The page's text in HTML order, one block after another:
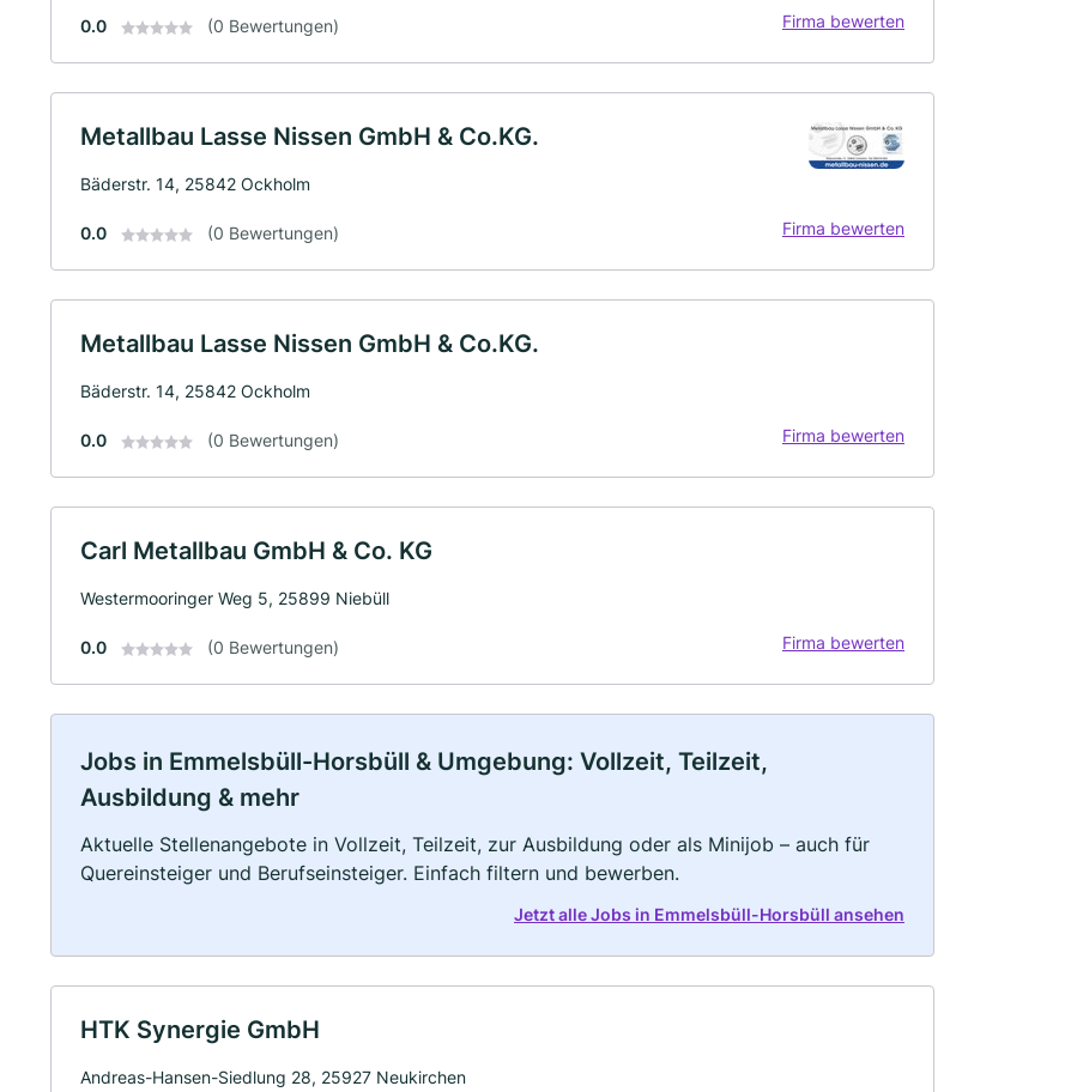
0.0 (0 Bewertungen) Firma bewerten
Metallbau Lasse Nissen GmbH & Co.KG.
Bäderstr. 14, 25842 Ockholm
0.0 (0 Bewertungen) Firma bewerten
Metallbau Lasse Nissen GmbH & Co.KG.
Bäderstr. 14, 25842 Ockholm
0.0 (0 Bewertungen) Firma bewerten
Carl Metallbau GmbH & Co. KG
Westermooringer Weg 5, 25899 Niebüll
0.0 (0 Bewertungen) Firma bewerten
Jobs in Emmelsbüll-Horsbüll & Umgebung: Vollzeit, Teilzeit,
Ausbildung & mehr
Aktuelle Stellenangebote in Vollzeit, Teilzeit, zur Ausbildung oder als Minijob – auch für
Quereinsteiger und Berufseinsteiger. Einfach filtern und bewerben.
Jetzt alle Jobs in Emmelsbüll-Horsbüll ansehen
HTK Synergie GmbH
Andreas-Hansen-Siedlung 28, 25927 Neukirchen